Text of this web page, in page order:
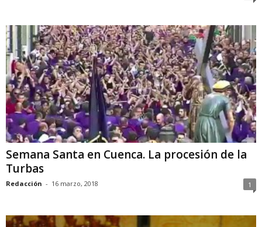
Semana Santa en Cuenca. La procesión de la
Turbas
Redacción - 16 marzo, 2018 1